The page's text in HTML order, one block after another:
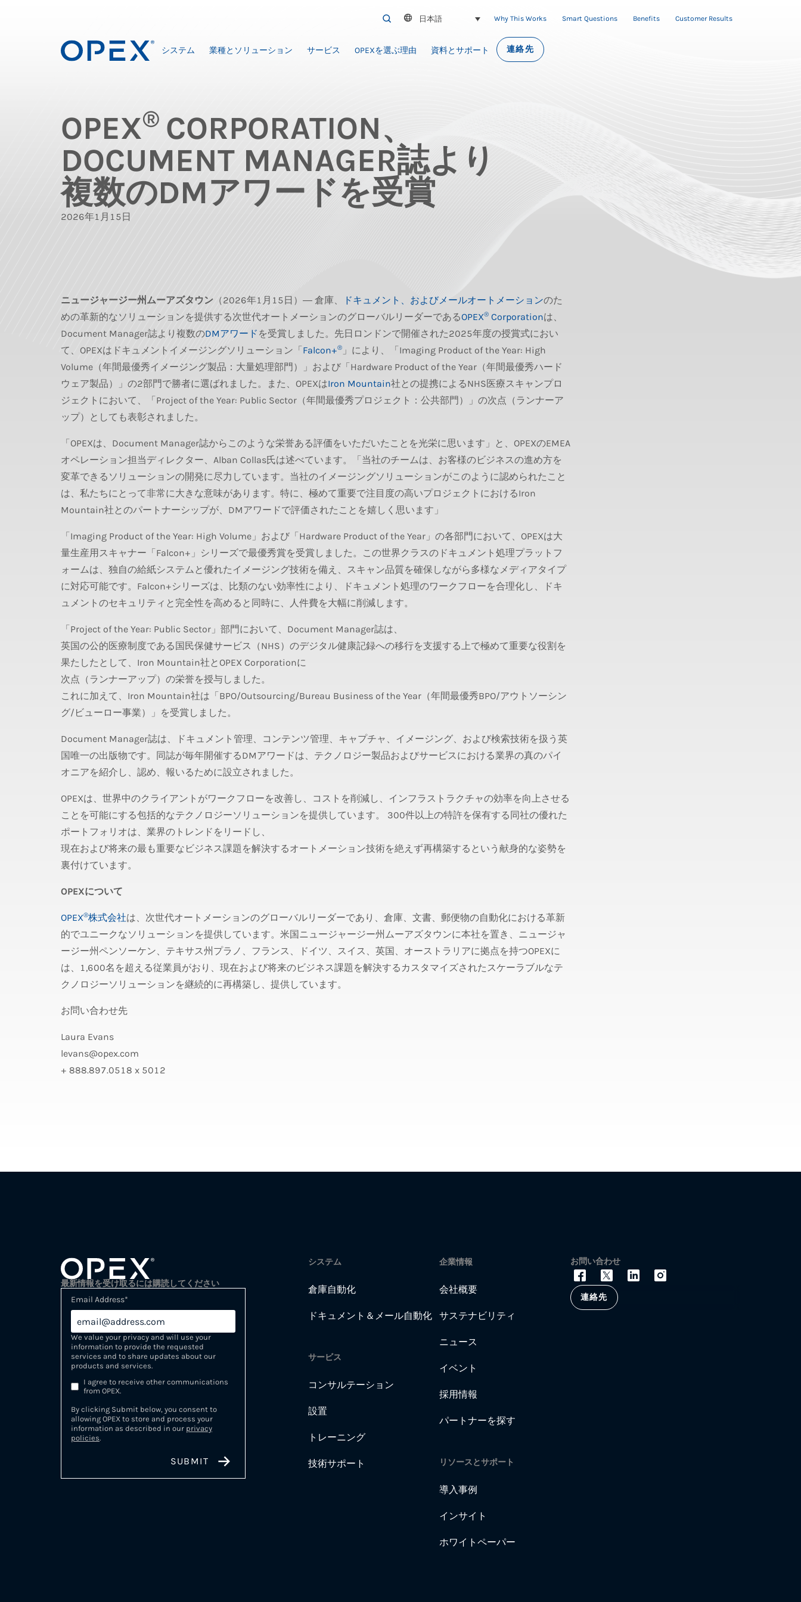
SEARCH
日本語 Why This Works Smart Questions Benefits Customer Results
システム 業種とソリューション サービス OPEXを選ぶ理由 資料とサポート 連絡先
OPEX® CORPORATION、
DOCUMENT MANAGER誌より
複数のDMアワードを受賞
2026年1月15日
ニュージャージー州ムーアズタウン （2026年1月15日）― 倉庫、 ドキュメント、およびメールオートメーションのた
めの革新的なソリューションを提供する次世代オートメーションのグローバルリーダーであるOPEX® Corporationは、
Document Manager誌より複数のDMアワード を受賞しました。先日ロンドンで開催された2025年度の授賞式におい
て、OPEXはドキュメントイメージングソリューション「Falcon+® 」により、「Imaging Product of the Year: High
Volume（年間最優秀イメージング製品：大量処理部門）」および「Hardware Product of the Year（年間最優秀ハード
ウェア製品）」の2部門で勝者に選ばれました。また、OPEXはIron Mountain社との提携によるNHS医療スキャンプロ
ジェクトにおいて、「Project of the Year: Public Sector（年間最優秀プロジェクト：公共部門）」の次点（ランナーア
ップ）としても表彰されました。
「OPEXは、Document Manager誌からこのような栄誉ある評価をいただいたことを光栄に思います」と、OPEXのEMEA
オペレーション担当ディレクター、Alban Collas氏は述べています。「当社のチームは、お客様のビジネスの進め方を
変革できるソリューションの開発に尽力しています。当社のイメージングソリューションがこのように認められたこと
は、私たちにとって非常に大きな意味があります。特に、極めて重要で注目度の高いプロジェクトにおけるIron
Mountain社とのパートナーシップが、DMアワードで評価されたことを嬉しく思います」
「Imaging Product of the Year: High Volume」および「Hardware Product of the Year」の各部門において、OPEXは大
量生産用スキャナー「Falcon+」シリーズで最優秀賞を受賞しました。この世界クラスのドキュメント処理プラットフ
ォームは、独自の給紙システムと優れたイメージング技術を備え、スキャン品質を確保しながら多様なメディアタイプ
に対応可能です。Falcon+シリーズは、比類のない効率性により、ドキュメント処理のワークフローを合理化し、ドキ
ュメントのセキュリティと完全性を高めると同時に、人件費を大幅に削減します。
「Project of the Year: Public Sector」部門において、Document Manager誌は、
英国の公的医療制度である国民保健サービス（NHS）のデジタル健康記録への移行を支援する上で極めて重要な役割を
果たしたとして、Iron Mountain社とOPEX Corporationに
次点（ランナーアップ）の栄誉を授与しました。
これに加えて、Iron Mountain社は「BPO/Outsourcing/Bureau Business of the Year（年間最優秀BPO/アウトソーシン
グ/ビューロー事業）」を受賞しました。
Document Manager誌は、ドキュメント管理、コンテンツ管理、キャプチャ、イメージング、および検索技術を扱う英
国唯一の出版物です。同誌が毎年開催するDMアワードは、テクノロジー製品およびサービスにおける業界の真のパイ
オニアを紹介し、認め、報いるために設立されました。
OPEXは、世界中のクライアントがワークフローを改善し、コストを削減し、インフラストラクチャの効率を向上させる
ことを可能にする包括的なテクノロジーソリューションを提供しています。 300件以上の特許を保有する同社の優れた
ポートフォリオは、業界のトレンドをリードし、
現在および将来の最も重要なビジネス課題を解決するオートメーション技術を絶えず再構築するという献身的な姿勢を
裏付けています。
OPEXについて
OPEX®株式会社は、次世代オートメーションのグローバルリーダーであり、倉庫、文書、郵便物の自動化における革新
的でユニークなソリューションを提供しています。米国ニュージャージー州ムーアズタウンに本社を置き、ニュージャ
ージー州ペンソーケン、テキサス州プラノ、フランス、ドイツ、スイス、英国、オーストラリアに拠点を持つOPEXに
は、1,600名を超える従業員がおり、現在および将来のビジネス課題を解決するカスタマイズされたスケーラブルなテ
クノロジーソリューションを継続的に再構築し、提供しています。
お問い合わせ先
Laura Evans
levans@opex.com
+ 888.897.0518 x 5012
最新情報を受け取るには購読してください
Email Address*
We value your privacy and will use your
information to provide the requested
services and to share updates about our
products and services.
I agree to receive other communications
from OPEX.
By clicking Submit below, you consent to
allowing OPEX to store and process your
information as described in our privacy
policies.
システム
倉庫自動化
ドキュメント＆メール自動化
サービス
コンサルテーション
設置
トレーニング
技術サポート
企業情報
会社概要
サステナビリティ
ニュース
イベント
採用情報
パートナーを探す
リソースとサポート
導入事例
インサイト
ホワイトペーパー
お問い合わせ
連絡先